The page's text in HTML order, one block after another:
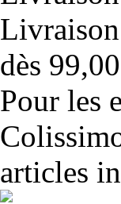
dès
Pour les
articles